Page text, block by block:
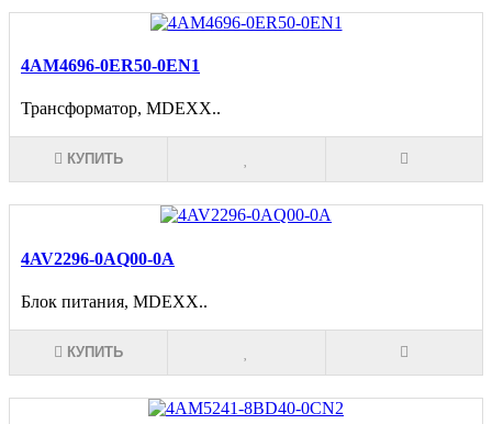
4AM4696-0ER50-0EN1
Трансформатор, MDEXX..
КУПИТЬ
4AV2296-0AQ00-0A
Блок питания, MDEXX..
КУПИТЬ